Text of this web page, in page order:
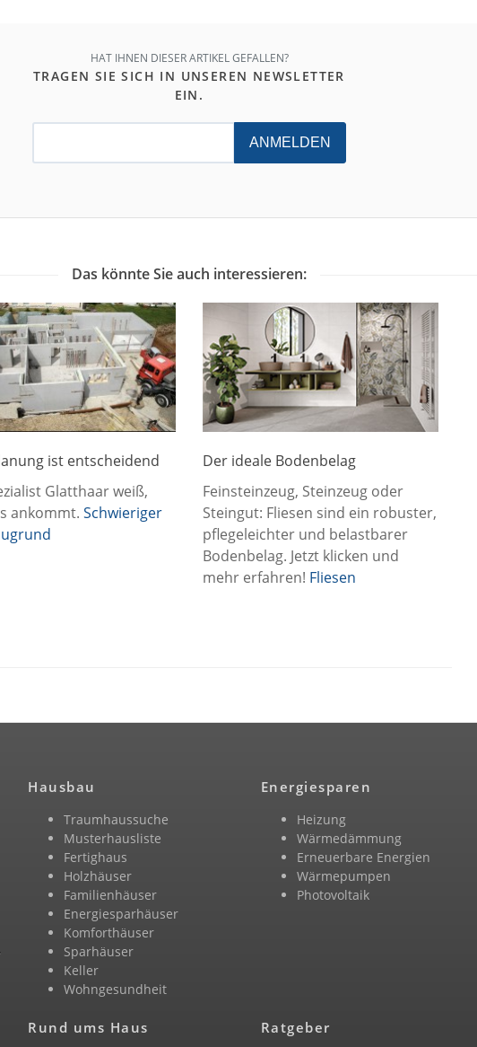
HAT IHNEN DIESER ARTIKEL GEFALLEN?
TRAGEN SIE SICH IN UNSEREN NEWSLETTER
EIN.
ANMELDEN
Das könnte Sie auch interessieren:
ist entscheidend
Glatthaar weiß,
ankommt. Schwieriger
Der ideale Bodenbelag
Feinsteinzeug, Steinzeug oder
Steingut: Fliesen sind ein robuster,
pflegeleichter und belastbarer
Bodenbelag. Jetzt klicken und
mehr erfahren! Fliesen
Hausbau
Traumhaussuche
Musterhausliste
Fertighaus
Holzhäuser
Familienhäuser
Energiesparhäuser
Komforthäuser
Sparhäuser
Keller
Wohngesundheit
Energiesparen
Heizung
Wärmedämmung
Erneuerbare Energien
Wärmepumpen
Photovoltaik
Rund ums Haus Ratgeber